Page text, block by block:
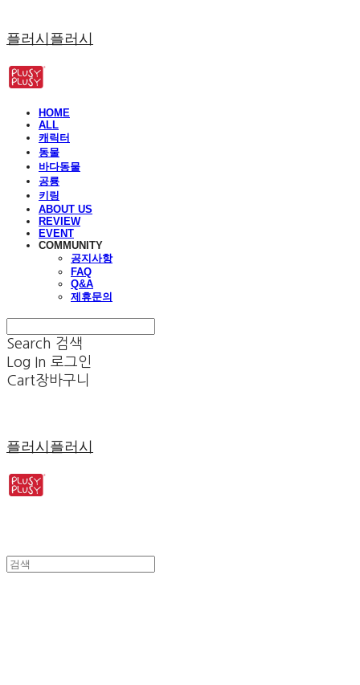
플러시플러시
HOME
ALL
캐릭터
동물
바다동물
공룡
키링
ABOUT US
REVIEW
EVENT
COMMUNITY
공지사항
FAQ
Q&A
제휴문의
Search 검색
Log In 로그인
Cart장바구니
플러시플러시